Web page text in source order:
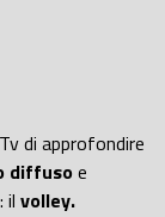
di approfondire
diffusoe
il volley.